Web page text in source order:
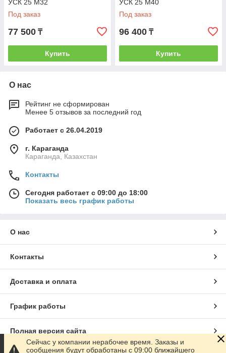
УСК 25 М32
Под заказ
77 500 ₸
Купить
УСК 25 М40
Под заказ
96 400 ₸
Купить
О нас
Рейтинг не сформирован
Менее 5 отзывов за последний год
Работает с 26.04.2019
г. Караганда
Караганда, Казахстан
Контакты
Сегодня работает с 09:00 до 18:00
Показать весь график работы
О нас
Контакты
Доставка и оплата
График работы
Полная версия сайта
Сейчас у компании нерабочее время. Заказы и
сообщения будут обработаны с 09:00 ближайшего